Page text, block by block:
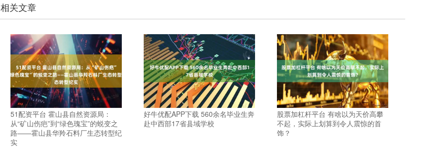
相关文章
51配资平台 霍山县自然资源局：
从“矿山伤疤”到“绿色瑰宝”的蜕变之
路——霍山县华羚石料厂生态转型纪
实
好牛优配APP下载 560余名毕业生奔
赴中西部17省县域学校
股票加杠杆平台 有啥以为天价高攀
不起，实际上划算到令人震惊的首
饰？